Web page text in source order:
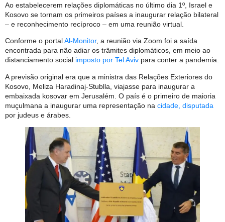
Ao estabelecerem relações diplomáticas no último dia 1º, Israel e
Kosovo se tornam os primeiros países a inaugurar relação bilateral
– e reconhecimento recíproco – em uma reunião virtual.
Conforme o portalAl-Monitor, a reunião via Zoom foi a saída
encontrada para não adiar os trâmites diplomáticos, em meio ao
distanciamento social imposto por Tel Aviv para conter a pandemia.
A previsão original era que a ministra das Relações Exteriores do
Kosovo, Meliza Haradinaj-Stublla, viajasse para inaugurar a
embaixada kosovar em Jerusalém. O país é o primeiro de maioria
muçulmana a inaugurar uma representação na cidade, disputada
por judeus e árabes.